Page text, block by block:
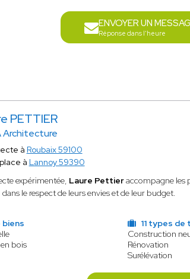
ENVOYER UN
Réponse dans l'heure
PETTIER
Architecture
à Roubaix 59100
à Lannoy 59390
expérimentée, Laure Pettieraccompagne les
le respect de leurs envies et de leur budget.
biens
bois
11 types de
Construction
Rénovation
Surélévation